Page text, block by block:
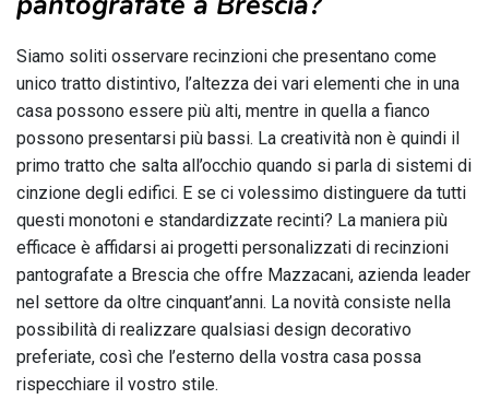
Siamo soliti osservare recinzioni che presentano come
unico tratto distintivo, l’altezza dei vari elementi che in una
casa possono essere più alti, mentre in quella a fianco
possono presentarsi più bassi. La creatività non è quindi il
primo tratto che salta all’occhio quando si parla di sistemi di
cinzione degli edifici. E se ci volessimo distinguere da tutti
questi monotoni e standardizzate recinti? La maniera più
efficace è affidarsi ai progetti personalizzati di recinzioni
pantografate a Brescia che offre Mazzacani, azienda leader
nel settore da oltre cinquant’anni. La novità consiste nella
possibilità di realizzare qualsiasi design decorativo
preferiate, così che l’esterno della vostra casa possa
rispecchiare il vostro stile.